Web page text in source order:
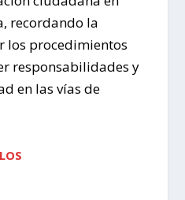
recordando la
los procedimientos
responsabilidades y
en las vías de